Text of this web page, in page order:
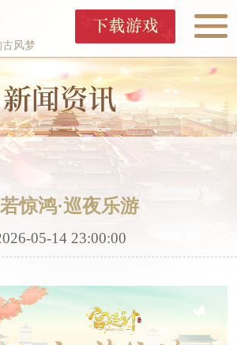
风梦
惊鸿·巡夜乐游
05-14 23:00:00